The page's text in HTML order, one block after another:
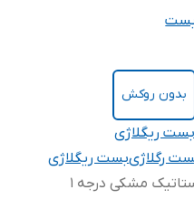
بدون روکش
ریگلاژی
رگلاژیبست ریگلاژی
مشکی درجه 1